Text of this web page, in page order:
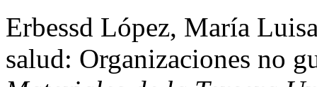
Erbessd López, María
salud: Organizaciones no